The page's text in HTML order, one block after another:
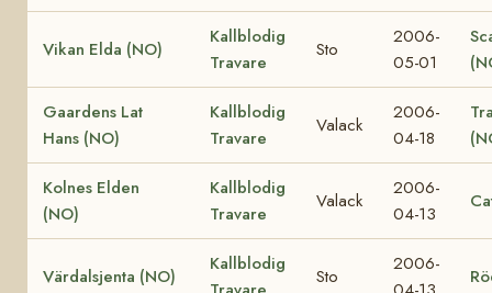
Vikan Elda (NO)
Kallblodig
Travare
Sto
2006-
05-01
Gaardens Lat
Hans (NO)
Kallblodig
Travare
Valack
2006-
04-18
Kolnes Elden
(NO)
Kallblodig
Travare
Valack
2006-
04-13
Värdalsjenta (NO)
Kallblodig
Sto
2006-